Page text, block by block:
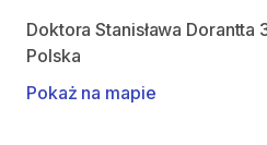
Doktora Stanisława Dorantta
Polska
Pokaż na mapie